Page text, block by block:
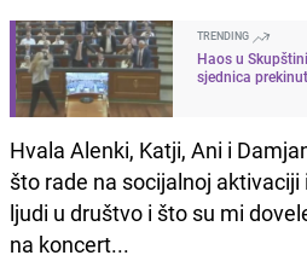
TRENDING
Haos u
sjednica
Hvala Alenki, Katji, Ani i
što rade na socijalnoj
ljudi u društvo i što su mi
na koncert...